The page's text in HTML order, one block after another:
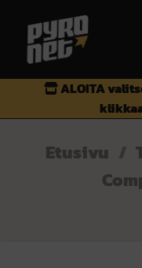
content
ALOITA
Etusivu